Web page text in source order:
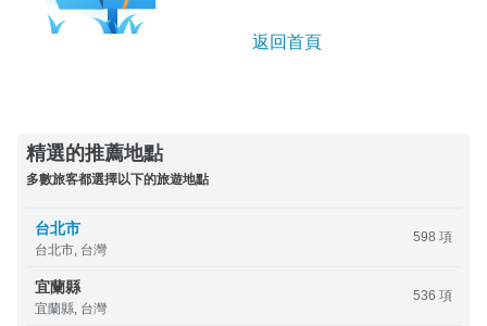
返回首頁
精選的推薦地點
多數旅客都選擇以下的旅遊地點
台北市
台北市, 台灣
598 項
宜蘭縣
宜蘭縣, 台灣
536 項